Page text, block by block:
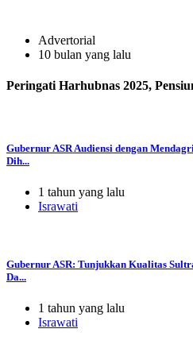
Advertorial
10 bulan yang lalu
Peringati Harhubnas 2025,
Gubernur ASR Audiensi dengan
Dih...
1 tahun yang lalu
Israwati
Gubernur ASR: Tunjukkan Kualitas
Da...
1 tahun yang lalu
Israwati